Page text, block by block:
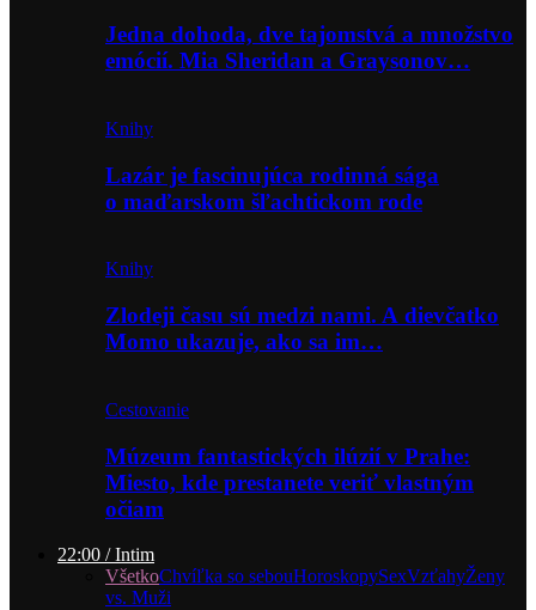
Jedna dohoda, dve tajomstvá a množstvo
emócií. Mia Sheridan a Graysonov…
Knihy
Lazár je fascinujúca rodinná sága
o maďarskom šľachtickom rode
Knihy
Zlodeji času sú medzi nami. A dievčatko
Momo ukazuje, ako sa im…
Cestovanie
Múzeum fantastických ilúzií v Prahe:
Miesto, kde prestanete veriť vlastným
očiam
22:00 / Intim
VšetkoChvíľka so sebouHoroskopySexVzťahyŽeny
vs. Muži